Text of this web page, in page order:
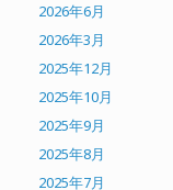
2026年6月
2026年3月
2025年12月
2025年10月
2025年9月
2025年8月
2025年7月